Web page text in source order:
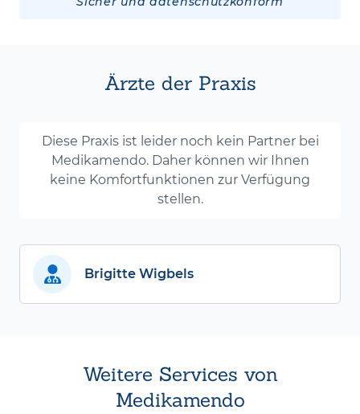
Ärzte der Praxis
Diese Praxis ist leider noch kein Partner bei
Medikamendo. Daher können wir Ihnen
keine Komfortfunktionen zur Verfügung
stellen.
Brigitte Wigbels
Weitere Services von
Medikamendo